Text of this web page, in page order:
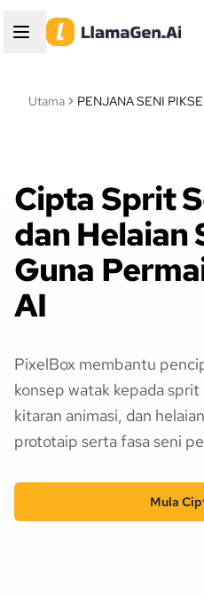
Utama PENJANA SENI
Cipta Sprit
dan Helaian
Guna
AI
PixelBox membantu
konsep watak kepada
kitaran animasi, dan
prototaip serta fasa seni
Mula